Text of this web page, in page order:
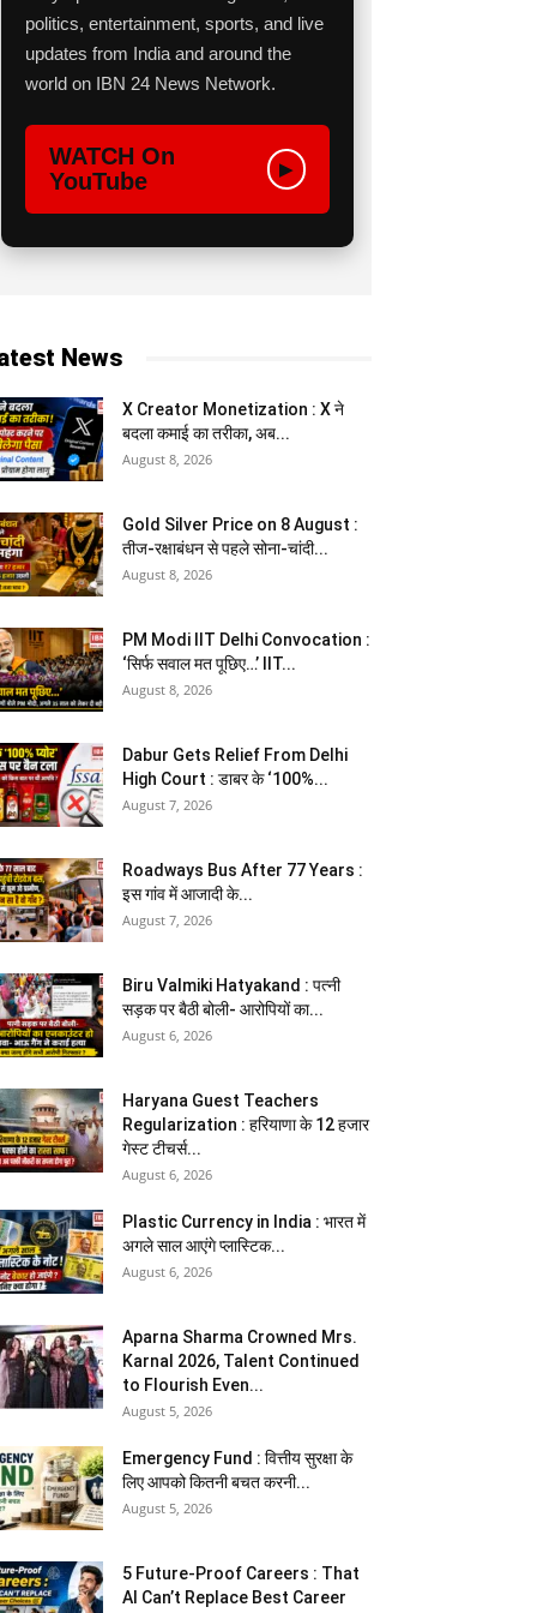
politics, entertainment, sports, and live
updates from India and around the
world on IBN 24 News Network.
WATCH On
YouTube
▶
News
X Creator Monetization : X ने
बदला कमाई का तरीका, अब...
August 8, 2026
Gold Silver Price on 8 August :
तीज-रक्षाबंधन से पहले सोना-चांदी...
August 8, 2026
PM Modi IIT Delhi Convocation :
‘सिर्फ सवाल मत पूछिए…’ IIT...
August 8, 2026
Dabur Gets Relief From Delhi
High Court : डाबर के ‘100%...
August 7, 2026
Roadways Bus After 77 Years :
इस गांव में आजादी के...
August 7, 2026
Biru Valmiki Hatyakand : पत्नी
सड़क पर बैठी बोली- आरोपियों का...
August 6, 2026
Haryana Guest Teachers
Regularization : हरियाणा के 12 हजार
गेस्ट टीचर्स...
August 6, 2026
Plastic Currency in India : भारत में
अगले साल आएंगे प्लास्टिक...
August 6, 2026
Aparna Sharma Crowned Mrs.
Karnal 2026, Talent Continued
to Flourish Even...
August 5, 2026
Emergency Fund : वित्तीय सुरक्षा के
लिए आपको कितनी बचत करनी...
August 5, 2026
5 Future-Proof Careers : That
AI Can’t Replace Best Career